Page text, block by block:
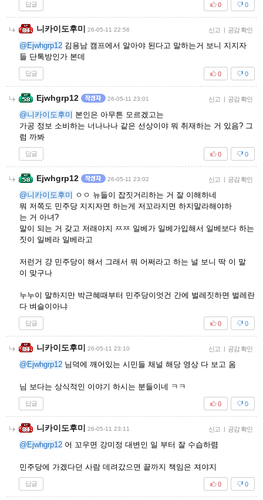
답글 0
0
니카이도후미 26-05-11 22:56 신고 공감 확인
@Ejwhgrp12 김용남 캠프에서 알아야 된다고 말하는거 보니 지지자
들 단톡방인가 본데
답글 0
0
Ejwhgrp12 26-05-11 23:01 신고 공감 확인
@니카이도후미 본인은 아무튼 모르겠고는
가공 정보 소비하는 너나나나 같은 선상이야 뭐 취재하는 거 있음? 그
럼 까봐
답글 0
0
Ejwhgrp12 26-05-11 23:02 신고 공감 확인
@니카이도후미 ㅇㅇ 뉴들이 잡짓거리하는 거 잘 이해하네
뭐 저쪽도 민주당 지지자면 하는게 저꼬라지면 하지말라해야하
는 거 아녀?
말이 되는 거 갖고 저래야지 ㅉㅉ 일베가 일베가입해서 일베보다 하는
짓이 일베라 일베라고
저런거 걍 민주당이 해서 그래서 뭐 어쩌라고 하는 널 보니 딱 이 말
이 맞구나
누누이 말하지만 박근혜때부터 민주당이엇건 간에 벌레짓하면 벌레란
다 벼슬이아냐
답글 0
0
니카이도후미 26-05-11 23:10 신고 공감 확인
@Ejwhgrp12 님덕에 깨어있는 시민들 채널 해당 영상 다 보고 옴
님 보다는 상식적인 이야기 하시는 분들이네 ㅋㅋ
답글 0
0
니카이도후미 26-05-11 23:11 신고 공감 확인
@Ejwhgrp12 어 꼬우면 강미정 대변인 일 부터 잘 수습하렴
민주당에 가겠다던 사람 데려갔으면 끝까지 책임은 져야지
답글 0
0